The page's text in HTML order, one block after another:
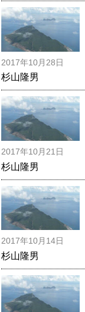
2017年10月28日
杉山隆男
2017年10月21日
杉山隆男
2017年10月14日
杉山隆男